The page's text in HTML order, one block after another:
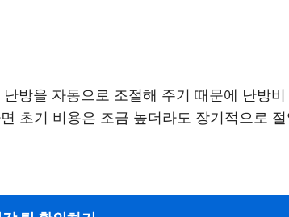
방을 자동으로 조절해 주기 때문에 난방
초기 비용은 조금 높더라도 장기적으로